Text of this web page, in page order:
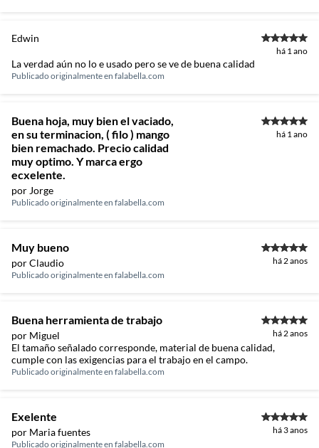
Edwin
há 1 ano
La verdad aún no lo e usado pero se ve de buena calidad
Publicado originalmente en falabella.com
Buena hoja, muy bien el vaciado,
en su terminacion, ( filo ) mango
bien remachado. Precio calidad
muy optimo. Y marca ergo
ecxelente.
por Jorge
há 1 ano
Publicado originalmente en falabella.com
Muy bueno
por Claudio
há 2 anos
Publicado originalmente en falabella.com
Buena herramienta de trabajo
por Miguel há 2 anos
El tamaño señalado corresponde, material de buena calidad,
cumple con las exigencias para el trabajo en el campo.
Publicado originalmente en falabella.com
Exelente
por Maria fuentes
há 3 anos
Publicado originalmente en falabella.com